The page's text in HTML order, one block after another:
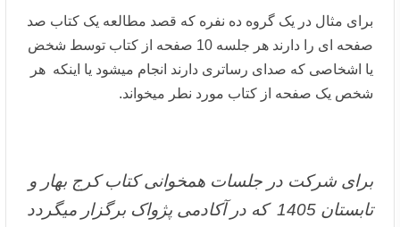
برای مثال در یک گروه ده نفره که قصد مطالعه یک کتاب صد
صفحه ای را دارند هر جلسه 10 صفحه از کتاب توسط شخض
یا اشخاصی که صدای رساتری دارند انجام میشود یا اینکه هر
شخص یک صفحه از کتاب مورد نطر میخواند.
برای شرکت در جلسات همخوانی کتاب کرج بهار و
تابستان 1405 که در آکادمی پژواک برگزار میگردد